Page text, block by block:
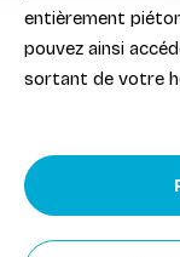
Deviens
Accès moniteur
entièrement
pouvez ainsi
sortant de votre